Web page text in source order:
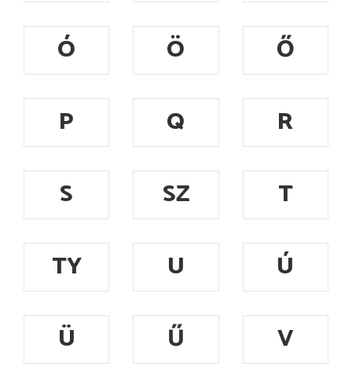
Ó
Ö
Ő
P
Q
R
S
SZ
T
TY
U
Ú
Ü
Ű
V